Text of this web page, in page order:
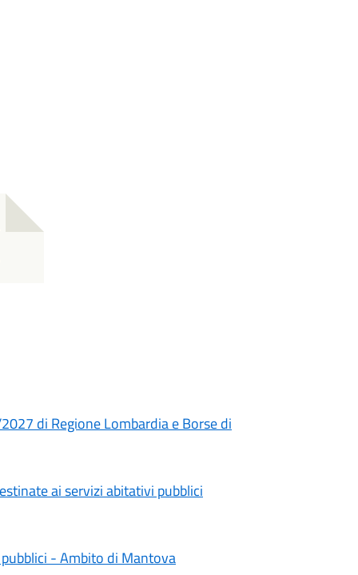
di Regione Lombardia e Borse di
ai servizi abitativi pubblici
- Ambito di Mantova